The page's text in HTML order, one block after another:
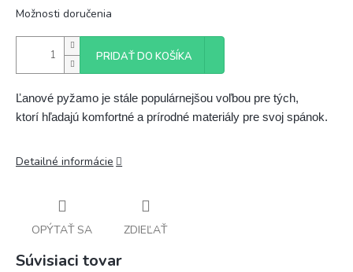
Možnosti doručenia
PRIDAŤ DO KOŠÍKA
Ľanové pyžamo je stále populárnejšou voľbou pre tých,
ktorí hľadajú komfortné a prírodné materiály pre svoj spánok.
Detailné informácie
OPÝTAŤ SA ZDIEĽAŤ
Súvisiaci tovar